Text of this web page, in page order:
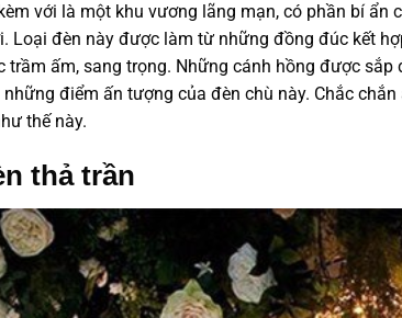
với là một khu vương lãng mạn, có phần bí ẩn
Loại đèn này được làm từ những đồng đúc kết
trầm ấm, sang trọng. Những cánh hồng được
điểm ấn tượng của đèn chù này. Chắc
thế này.
thả trần